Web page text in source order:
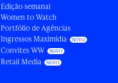
Edição semanal
Women to Watch
Portfólio de Agências
Ingressos Maximídia
Convites WW
Retail Media